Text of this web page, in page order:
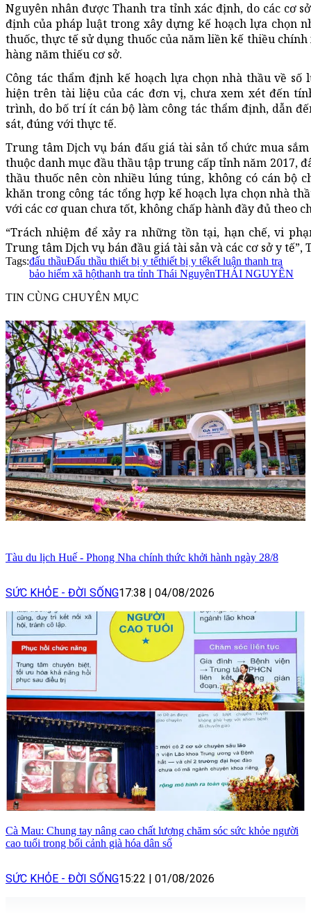
Nguyên nhân được Thanh tra tỉnh xác định, do các cơ
định của pháp luật trong xây dựng kế hoạch lựa chọn
thuốc, thực tế sử dụng thuốc của năm liền kế thiều
hàng năm thiếu cơ sở.
Công tác thẩm định kế hoạch lựa chọn nhà thầu về
hiện trên tài liệu của các đơn vị, chưa xem xét đến
trình, do bố trí ít cán bộ làm công tác thẩm định, dẫn
sát, đúng với thực tế.
Trung tâm Dịch vụ bán đấu giá tài sản tổ chức mua
thuộc danh mục đầu thầu tập trung cấp tỉnh năm 2017,
thầu thuốc nên còn nhiều lúng túng, không có cán bộ
khăn trong công tác tổng hợp kế hoạch lựa chọn nhà
với các cơ quan chưa tốt, không chấp hành đầy đủ theo
“Trách nhiệm để xảy ra những tồn tại, hạn chế, vi
Trung tâm Dịch vụ bán đầu giá tài sản và các cơ sở y
Tags:đấu thầuĐấu thầu thiết bị y tếthiết bị y tếkết luận thanh tra
bảo hiểm xã hộthanh tra tỉnh Thái NguyênTHÁI NGUYÊN
TIN CÙNG CHUYÊN MỤC
Tàu du lịch Huế - Phong Nha chính thức khởi hành ngày 28/8
SỨC KHỎE - ĐỜI SỐNG17:38 04/08/2026
Cà Mau: Chung tay nâng cao chất lượng chăm sóc sức khỏe người
cao tuổi trong bối cảnh già hóa dân số
SỨC KHỎE - ĐỜI SỐNG15:22 01/08/2026